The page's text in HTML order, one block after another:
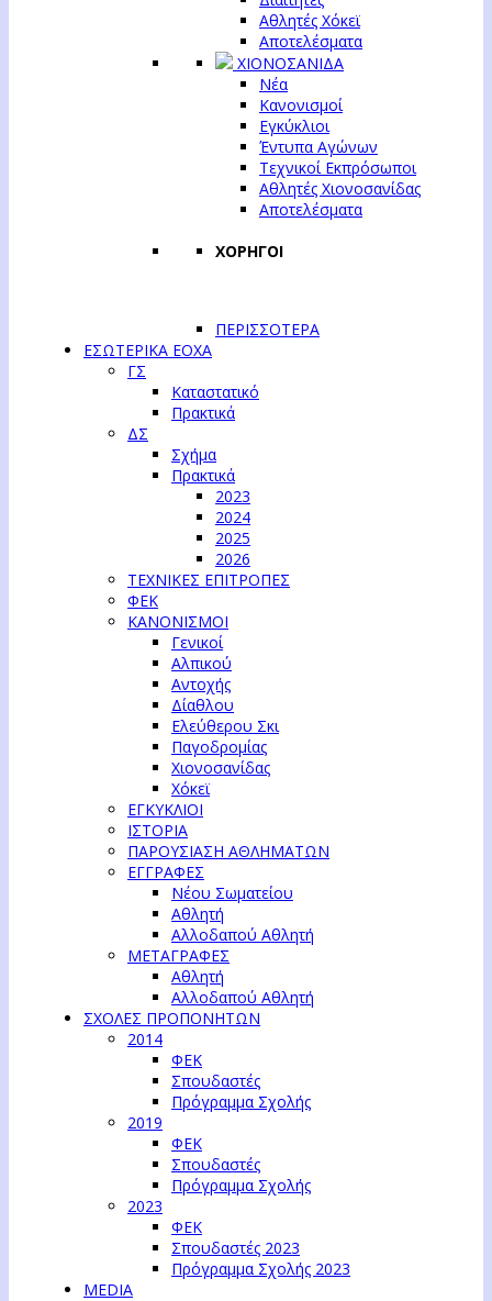
Αθλητές Χόκεϊ
Αποτελέσματα
ΧΙΟΝΟΣΑΝΙΔΑ
Νέα
Κανονισμοί
Εγκύκλιοι
Έντυπα Αγώνων
Τεχνικοί Εκπρόσωποι
Αθλητές Χιονοσανίδας
Αποτελέσματα
ΧΟΡΗΓΟΙ
ΠΕΡΙΣΣΟΤΕΡΑ
ΕΣΩΤΕΡΙΚΑ ΕΟΧΑ
ΓΣ
Καταστατικό
Πρακτικά
ΔΣ
Σχήμα
Πρακτικά
2023
2024
2025
2026
ΤΕΧΝΙΚΕΣ ΕΠΙΤΡΟΠΕΣ
ΦΕΚ
ΚΑΝΟΝΙΣΜΟΙ
Γενικοί
Αλπικού
Αντοχής
Δίαθλου
Ελεύθερου Σκι
Παγοδρομίας
Χιονοσανίδας
Χόκεϊ
ΕΓΚΥΚΛΙΟΙ
ΙΣΤΟΡΙΑ
ΠΑΡΟΥΣΙΑΣΗ ΑΘΛΗΜΑΤΩΝ
ΕΓΓΡΑΦΕΣ
Νέου Σωματείου
Αθλητή
Αλλοδαπού Αθλητή
ΜΕΤΑΓΡΑΦΕΣ
Αθλητή
Αλλοδαπού Αθλητή
ΣΧΟΛΕΣ ΠΡΟΠΟΝΗΤΩΝ
2014
ΦΕΚ
Σπουδαστές
Πρόγραμμα Σχολής
2019
ΦΕΚ
Σπουδαστές
Πρόγραμμα Σχολής
2023
ΦΕΚ
Σπουδαστές 2023
Πρόγραμμα Σχολής 2023
MEDIA